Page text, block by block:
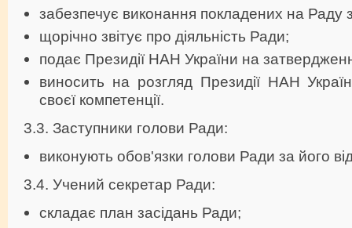
забезпечує виконання покладених на Раду
щорічно звітує про діяльність Ради;
подає Президії НАН України на
виносить на розгляд Президії НАН
своєї компетенції.
3.3. Заступники голови Ради:
виконують обов'язки голови Ради за його
3.4. Учений секретар Ради:
складає план засідань Ради;